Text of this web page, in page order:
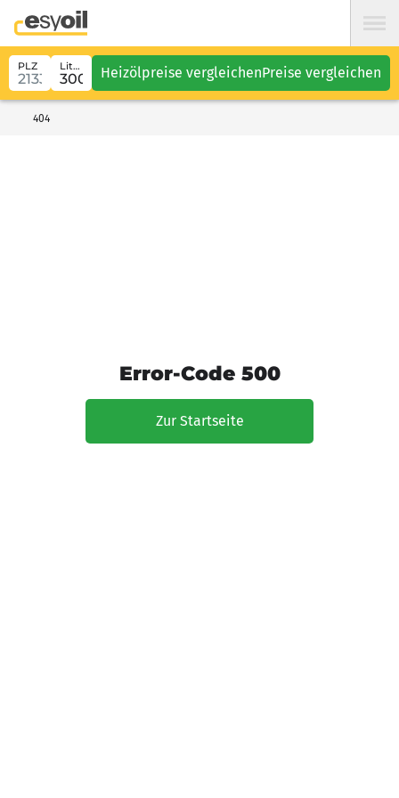
PLZ Liter Heizölpreise vergleichenPreise vergleichen
404
Error-Code 500
Zur Startseite